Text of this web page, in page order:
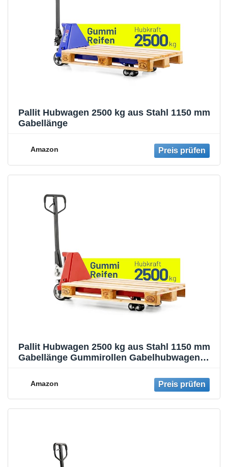
Pallit Hubwagen 2500 kg aus Stahl 1150 mm
Gabellänge
Amazon
Pallit Hubwagen 2500 kg aus Stahl 1150 mm
Gabellänge Gummirollen Gabelhubwagen
Amazon